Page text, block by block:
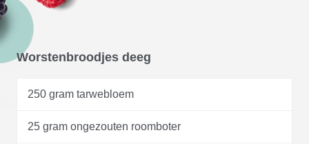
Worstenbroodjes deeg
250 gram tarwebloem
25 gram ongezouten roomboter